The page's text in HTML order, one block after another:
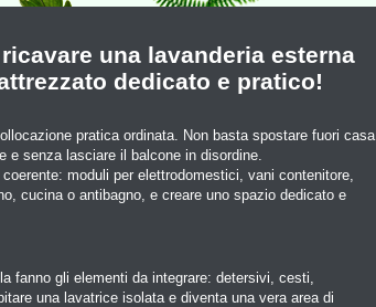
una lavanderia esterna
dedicato e pratico!
pratica ordinata. Non basta spostare fuori casa
senza lasciare il balcone in disordine.
moduli per elettrodomestici, vani contenitore,
cucina o antibagno, e creare uno spazio dedicato e
fanno gli elementi da integrare: detersivi, cesti,
una lavatrice isolata e diventa una vera area di